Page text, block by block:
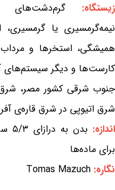
زیستگاه:
نیمه‌گرمسیری یا
همیشگی، استخرها و
کارست‌ها و دیگر سیستم‌های
جنوب شرقی کشور مصر، شرق
شرق اتیوپی در شرق قاره‌ی
اندازه:
برای ماده‌ها
نگاره: Tomas Mazuch